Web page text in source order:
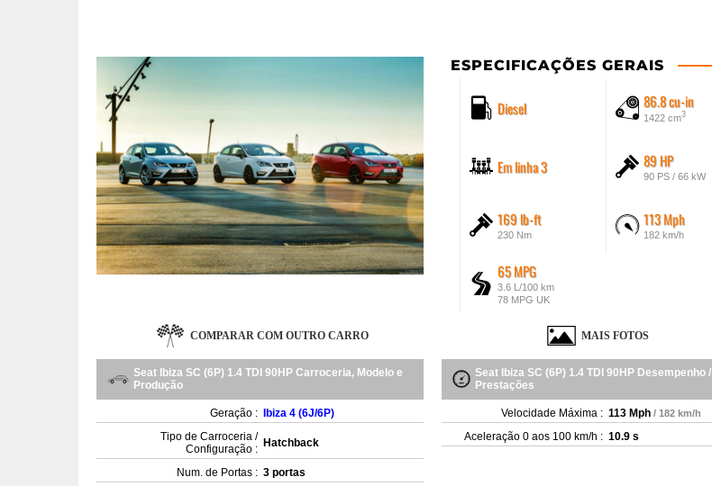
ESPECIFICAÇÕES GERAIS
Diesel 86.8 cu-in
1422 cm3
Em linha 3 89 HP
90 PS / 66 kW
169 lb-ft
230 Nm
113 Mph
182 km/h
65 MPG
3.6 L/100 km
78 MPG UK
COMPARAR COM OUTRO CARRO MAIS FOTOS
Seat Ibiza SC (6P) 1.4 TDI 90HP Carroceria, Modelo e
Produção
Geração :
Ibiza 4 (6J/6P)
Tipo de Carroceria /
Configuração : Hatchback
Num. de Portas : 3 portas
Seat Ibiza SC (6P) 1.4 TDI 90HP Desempenho /
Prestações
Velocidade Máxima : 113 Mph / 182 km/h
Aceleração 0 aos 100 km/h : 10.9 s